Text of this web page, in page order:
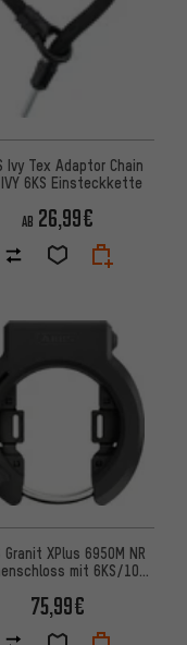
Ivy Tex Adaptor Chain
IVY 6KS Einsteckkette
AB 26,99€
Granit XPlus 6950M NR
mit 6KS/100
75,99€